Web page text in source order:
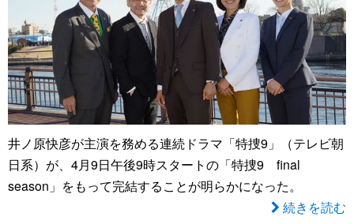
井ノ原快彦が主演を務める連続ドラマ「特捜9」（テレビ朝
日系）が、4月9日午後9時スタートの「特捜9 final
season」をもって完結することが明らかになった。
続きを読む